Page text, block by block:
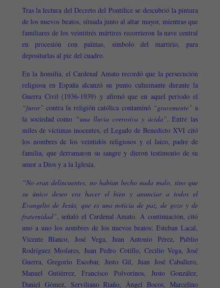
Tras la lectura del Decreto del Pontífice se descubrió la pintura
de los nuevos beatos, situada junto al altar mayor, mientras que
familiares de los veintitrés mártires recorrieron la nave central
en procesión con palmas, símbolo del martirio, para
depositarlas al pie del cuadro.
En la homilía, el Cardenal Amato recordó que la persecución
religiosa en España alcanzó su punto culminante durante la
Guerra Civil (1936-1939) y afirmó que en aquel periodo el
“furor” contra la religión católica contaminó “gravemente” a
la sociedad como “una lluvia corrosiva y ácida”. Entre las
miles de víctimas inocentes, el Legado de Benedicto XVI citó
los nombres de los veintidós religiosos y el laico, padre de
familia, que derramaron su sangre y dieron testimonio de su
amor a Dios y a la Iglesia.
“No eran delincuentes, no habían hecho nada malo, sino que
su único deseo era hacer el bien y anunciar a todos el
Evangelio de Jesús, que es una noticia de paz, de gozo y de
fraternidad”, señaló el Cardenal Amato. A continuación, citó
uno a uno los nombres de los nuevos beatos: Esteban Lacal,
Vicente Blanco, José Vega, Juan Antonio Pérez, Publio
Rodríguez Moslares, Juan Pedro Cotillo, Cecilio Vega, José
Guerra, Gregorio Escobar, Justo Gil, Juan José Caballero,
Manuel Gutiérrez, Francisco Polvorinos, Justo González,
Daniel Gómez, Serviliano Riaño, Ángel Bocos, Marcelino